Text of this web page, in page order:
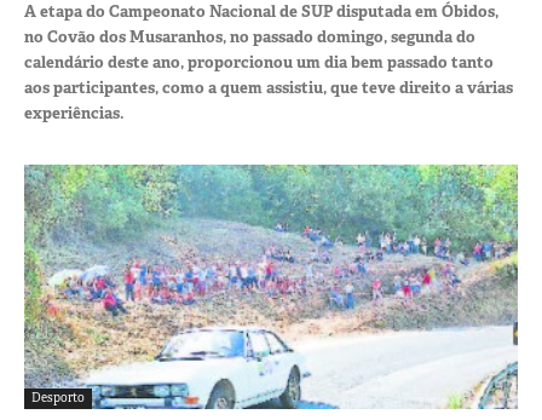
A etapa do Campeonato Nacional de SUP disputada em Óbidos,
no Covão dos Musaranhos, no passado domingo, segunda do
calendário deste ano, proporcionou um dia bem passado tanto
aos participantes, como a quem assistiu, que teve direito a várias
experiências.
Desporto